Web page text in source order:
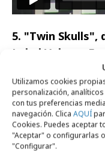
Utilizamos cookies
personalización,
con tus preferencias
navegación. Clica AQUÍ
Cookies. Puedes aceptar
"Aceptar" o configurarlas
"Configurar".
5. "Twin Skulls",
Label Valette
Para el festival
español Okuda
castillo francés
verdadera obra
gigantes y